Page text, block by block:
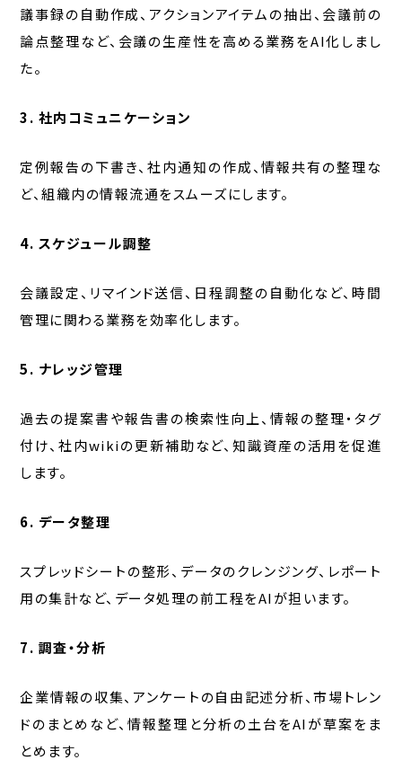
議事録の自動作成、アクションアイテムの抽出、会議前の
論点整理など、会議の生産性を高める業務をAI化しまし
た。
3. 社内コミュニケーション
定例報告の下書き、社内通知の作成、情報共有の整理な
ど、組織内の情報流通をスムーズにします。
4. スケジュール調整
会議設定、リマインド送信、日程調整の自動化など、時間
管理に関わる業務を効率化します。
5. ナレッジ管理
過去の提案書や報告書の検索性向上、情報の整理・タグ
付け、社内wikiの更新補助など、知識資産の活用を促進
します。
6. データ整理
スプレッドシートの整形、データのクレンジング、レポート
用の集計など、データ処理の前工程をAIが担います。
7. 調査・分析
企業情報の収集、アンケートの自由記述分析、市場トレン
ドのまとめなど、情報整理と分析の土台をAIが草案をま
とめます。